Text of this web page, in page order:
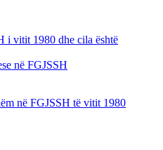
i vitit 1980 dhe cila është
në FGJSSH
në FGJSSH të vitit 1980